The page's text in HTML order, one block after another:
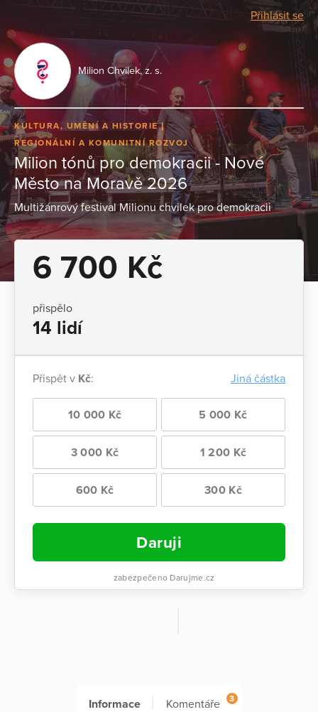
Přihlásit se
Milion Chvilek, z. s.
KULTURA, UMĚNÍ A HISTORIE
REGIONÁLNÍ A KOMUNITNÍ ROZVOJ
Milion tónů pro demokracii - Nové
Město na Moravě 2026
Multižánrový festival Milionu chvilek pro demokracii
6 700 Kč
přispělo
14 lidí
Přispět v Kč: Jiná částka
10 000 Kč 5 000 Kč
3 000 Kč 1 200 Kč
600 Kč 300 Kč
Daruji
zabezpečeno Darujme.cz
Informace Komentáře 3